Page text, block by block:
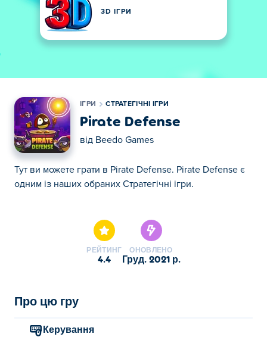
3D ІГРИ
ІГРИ СТРАТЕГІЧНІ ІГРИ
Pirate Defense
від Beedo Games
Тут ви можете грати в Pirate Defense. Pirate Defense є
одним із наших обраних Стратегічні ігри.
РЕЙТИНГ
4.4
ОНОВЛЕНО
груд. 2021 р.
Про цю гру
Керування